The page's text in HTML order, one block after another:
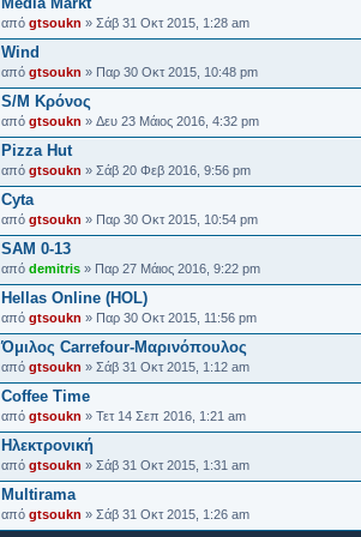
από gtsoukn » Σάβ 31 Οκτ 2015, 1:28 am
Wind
από gtsoukn » Παρ 30 Οκτ 2015, 10:48 pm
S/M Κρόνος
από gtsoukn » Δευ 23 Μάιος 2016, 4:32 pm
Pizza Hut
από gtsoukn » Σάβ 20 Φεβ 2016, 9:56 pm
Cyta
από gtsoukn » Παρ 30 Οκτ 2015, 10:54 pm
SAM 0-13
από demitris » Παρ 27 Μάιος 2016, 9:22 pm
Hellas Online (HOL)
από gtsoukn » Παρ 30 Οκτ 2015, 11:56 pm
Όμιλος Carrefour-Μαρινόπουλος
από gtsoukn » Σάβ 31 Οκτ 2015, 1:12 am
Coffee Time
από gtsoukn » Τετ 14 Σεπ 2016, 1:21 am
Ηλεκτρονική
από gtsoukn » Σάβ 31 Οκτ 2015, 1:31 am
Multirama
από gtsoukn » Σάβ 31 Οκτ 2015, 1:26 am